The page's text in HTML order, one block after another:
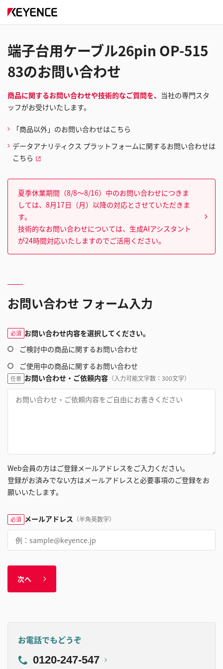
端子台用ケーブル26pin OP-515
83のお問い合わせ
商品に関するお問い合わせや技術的なご質問を、 当社の専門スタ
ッフがお受けいたします。
「商品以外」のお問い合わせはこちら
データアナリティクス プラットフォームに関するお問い合わせは
こちら
夏季休業期間（8/8～8/16）中のお問い合わせにつきま
しては、8月17日（月）以降の対応とさせていただきま
す。
技術的なお問い合わせについては、生成AIアシスタント
が24時間対応いたしますのでご活用ください。
お問い合わせ フォーム入力
必須 お問い合わせ内容を選択してください。
ご検討中の商品に関するお問い合わせ
ご使用中の商品に関するお問い合わせ
任意 お問い合わせ・ご依頼内容 （入力可能文字数：300文字）
Web会員の方はご登録メールアドレスをご入力ください。
登録がお済みでない方はメールアドレスと必要事項のご登録をお
願いいたします。
必須 メールアドレス （半角英数字）
次へ
お電話でもどうぞ
0120-247-547